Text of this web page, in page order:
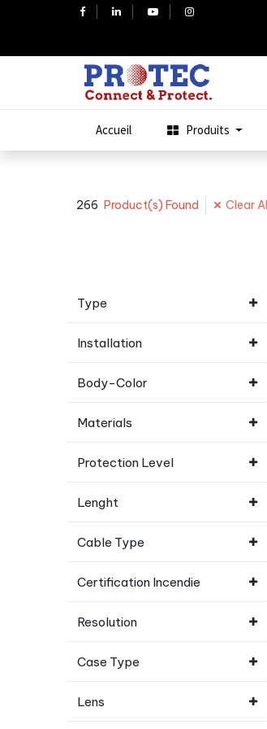
Accueil Produits
266 Product(s) Found Clear
Type
Installation
Body-Color
Materials
Protection Level
Lenght
Cable Type
Certification Incendie
Resolution
Case Type
Lens